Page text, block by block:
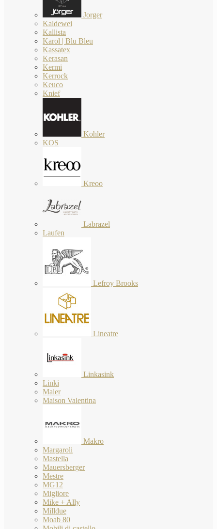
Jorger
Kaldewei
Kallista
Karol | Blu Bleu
Kassatex
Kerasan
Kermi
Kerrock
Keuco
Knief
Kohler
KOS
Kreoo
Labrazel
Laufen
Lefroy Brooks
Lineatre
Linkasink
Linki
Maier
Maison Valentina
Makro
Margaroli
Mastella
Mauersberger
Mestre
MG12
Migliore
Mike + Ally
Milldue
Moab 80